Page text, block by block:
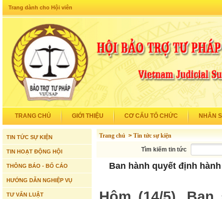
Trang dành cho Hội viên
TRANG CHỦ GIỚI THIỆU CƠ CẤU TỔ CHỨC NHÂN
TIN TỨC SỰ KIỆN
TIN HOẠT ĐỘNG HỘI
THÔNG BÁO - BỐ CÁO
HƯỚNG DẪN NGHIỆP VỤ
TƯ VẤN LUẬT
Trang chủ > Tin tức sự kiện
Tìm kiếm tin tức
Ban hành quyết định